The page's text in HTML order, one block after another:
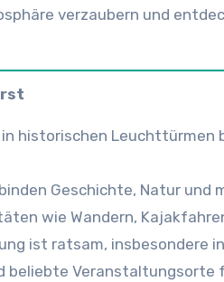
verzaubern und
historischen
Geschichte, Natur und
wie Wandern,
ist ratsam, insbesondere
beliebte Veranstaltungsorte